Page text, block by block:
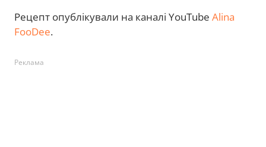
Рецепт опублікували на каналі YouTube Alina
FooDee.
Реклама